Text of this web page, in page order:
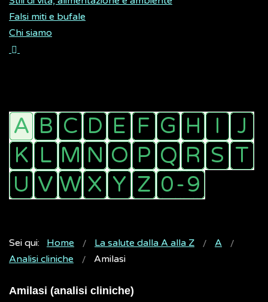
Falsi miti e bufale
Chi siamo
Sei qui: Home La salute dalla A alla Z
A
Analisi cliniche
Amilasi
Amilasi (analisi cliniche)